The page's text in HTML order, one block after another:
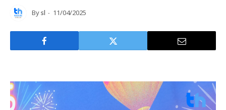
Bysl 11/04/2025